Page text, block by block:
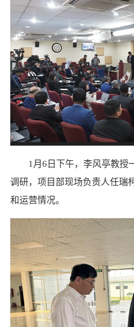
1月6日下午，李风亭教授
调研，项目部现场负责人任瑞
和运营情况。